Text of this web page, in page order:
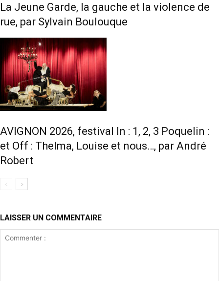
La Jeune Garde, la gauche et la violence de
rue, par Sylvain Boulouque
AVIGNON 2026, festival In : 1, 2, 3 Poquelin :
et Off : Thelma, Louise et nous…, par André
Robert
LAISSER UN COMMENTAIRE